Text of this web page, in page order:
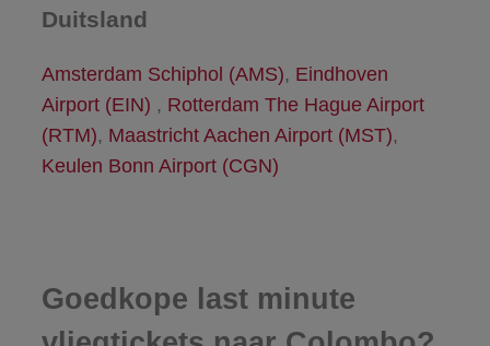
Duitsland
Amsterdam Schiphol (AMS), Eindhoven
Airport (EIN) , Rotterdam The Hague Airport
(RTM), Maastricht Aachen Airport (MST),
Keulen Bonn Airport (CGN)
Goedkope last minute